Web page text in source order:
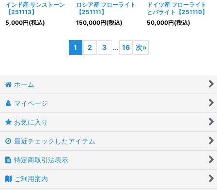
インド産 サンストーン
【251113】
5,000円(税込)
ロシア産 フローライト
【251111】
150,000円(税込)
ドイツ産 フローライト
とバライト【251110】
50,000円(税込)
1 2 3 ... 16 次»
ホーム
マイページ
お気に入り
最近チェックしたアイテム
特定商取引法表示
ご利用案内